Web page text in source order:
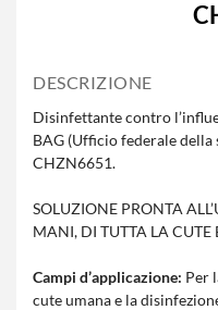
DESCRIZIONE
Disinfettante contro
BAG (Ufficio federale della
CHZN6651.
SOLUZIONE PRONTA
MANI, DI TUTTA LA CUTE
Campi d’applicazione: Per
cute umana e la